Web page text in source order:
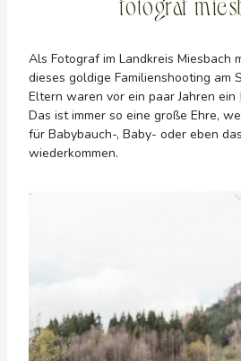
Als Fotograf im Landkreis Miesbach
dieses goldige Familienshooting am
Eltern waren vor ein paar Jahren ein
Das ist immer so eine große Ehre,
für Babybauch-, Baby- oder eben
wiederkommen.